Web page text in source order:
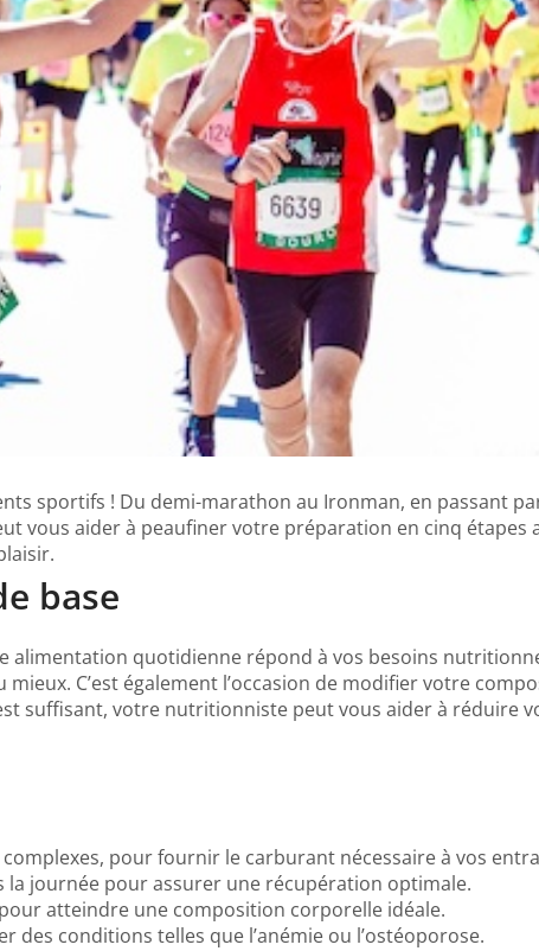
sportifs ! Du demi-marathon au Ironman, en passant
vous aider à peaufiner votre préparation en cinq étapes
base
alimentation quotidienne répond à vos besoins
C’est également l’occasion de modifier votre
suffisant, votre nutritionniste peut vous aider à réduire
pour fournir le carburant nécessaire à vos
journée pour assurer une récupération optimale.
atteindre une composition corporelle idéale.
conditions telles que l’anémie ou l’ostéoporose.